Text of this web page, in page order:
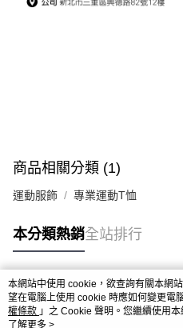
商品相關分類 (1)
運動服飾 專業運動T恤
本分類熱銷全站排行
熱門標籤
本網站中使用 cookie，欲查詢有關本網
望在電腦上使用 cookie 時應如何變更電
權條款 」之 Cookie 聲明。您繼續使用
用條款之 Cookie 聲明使用 cookie。
了解更多 >